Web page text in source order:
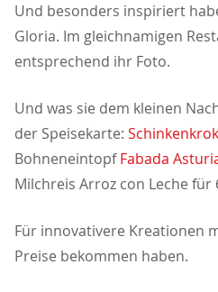
Und besonders inspiriert
Gloria. Im gleichnamigen
entsprechend ihr Foto.
Und was sie dem kleinen
der Speisekarte:
BohneneintopfFabada
Milchreis Arroz con Leche für
Für innovativere Kreationen
Preise bekommen haben.